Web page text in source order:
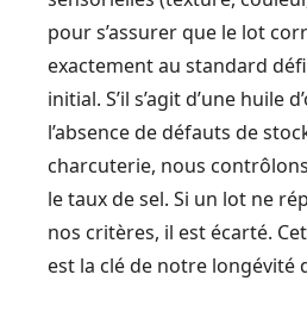
pour s’assurer que le lot
exactement au standard
initial. S’il s’agit d’une huile
l’absence de défauts de
charcuterie, nous
le taux de sel. Si un lot ne
nos critères, il est écarté.
est la clé de notre longévité